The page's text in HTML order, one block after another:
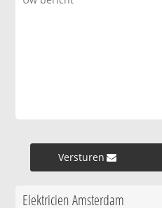
Versturen »
Elektricien Amsterdam